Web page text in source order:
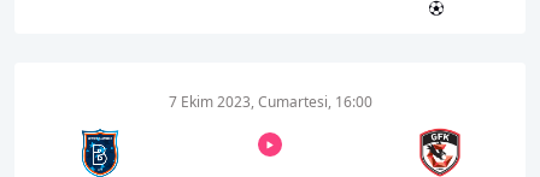
7 Ekim 2023, Cumartesi, 16:00